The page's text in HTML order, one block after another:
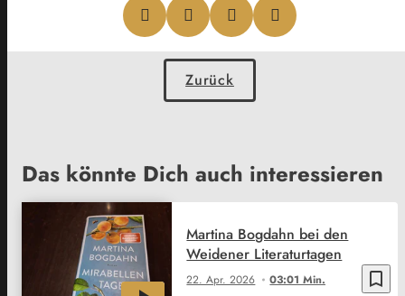
Zurück
Das könnte Dich auch interessieren
bookmark_border
22. Apr. 2026 03:01 Min.
Martina Bogdahn bei den
Weidener Literaturtagen